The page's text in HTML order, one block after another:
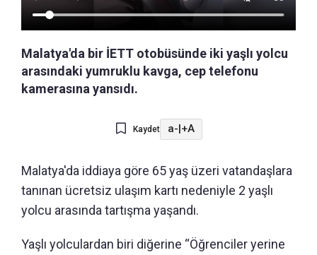
Malatya'da bir İETT otobüsünde iki yaşlı yolcu
arasındaki yumruklu kavga, cep telefonu
kamerasına yansıdı.
Kaydet a- +A
Malatya'da iddiaya göre 65 yaş üzeri vatandaşlara
tanınan ücretsiz ulaşım kartı nedeniyle 2 yaşlı
yolcu arasında tartışma yaşandı.
Yaşlı yolculardan biri diğerine “Öğrenciler yerine